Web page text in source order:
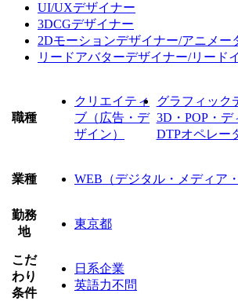
UI/UXデザイナー
3DCGデザイナー
2Dモーションデザイナー/アニメー
リードアバターデザイナー/リード
職種
クリエイティ
ブ（広告・デ
ザイン）
グラフィック
3D・POP・デ
DTPオペレー
業種 WEB（デジタル・メディア
勤務
地
東京都
こだ
わり
条件
日系企業
英語力不問